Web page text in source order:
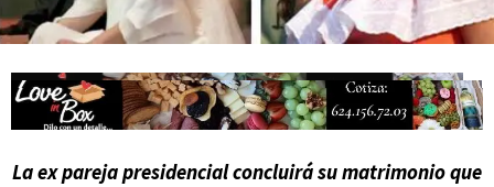
La ex pareja presidencial concluirá su matrimonio que